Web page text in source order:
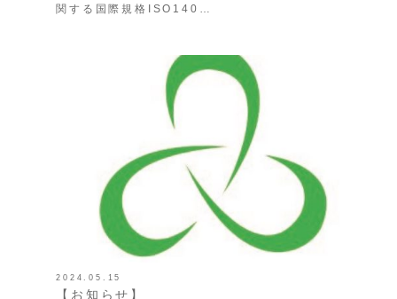
関する国際規格ISO140…
2024.05.15
【お知らせ】